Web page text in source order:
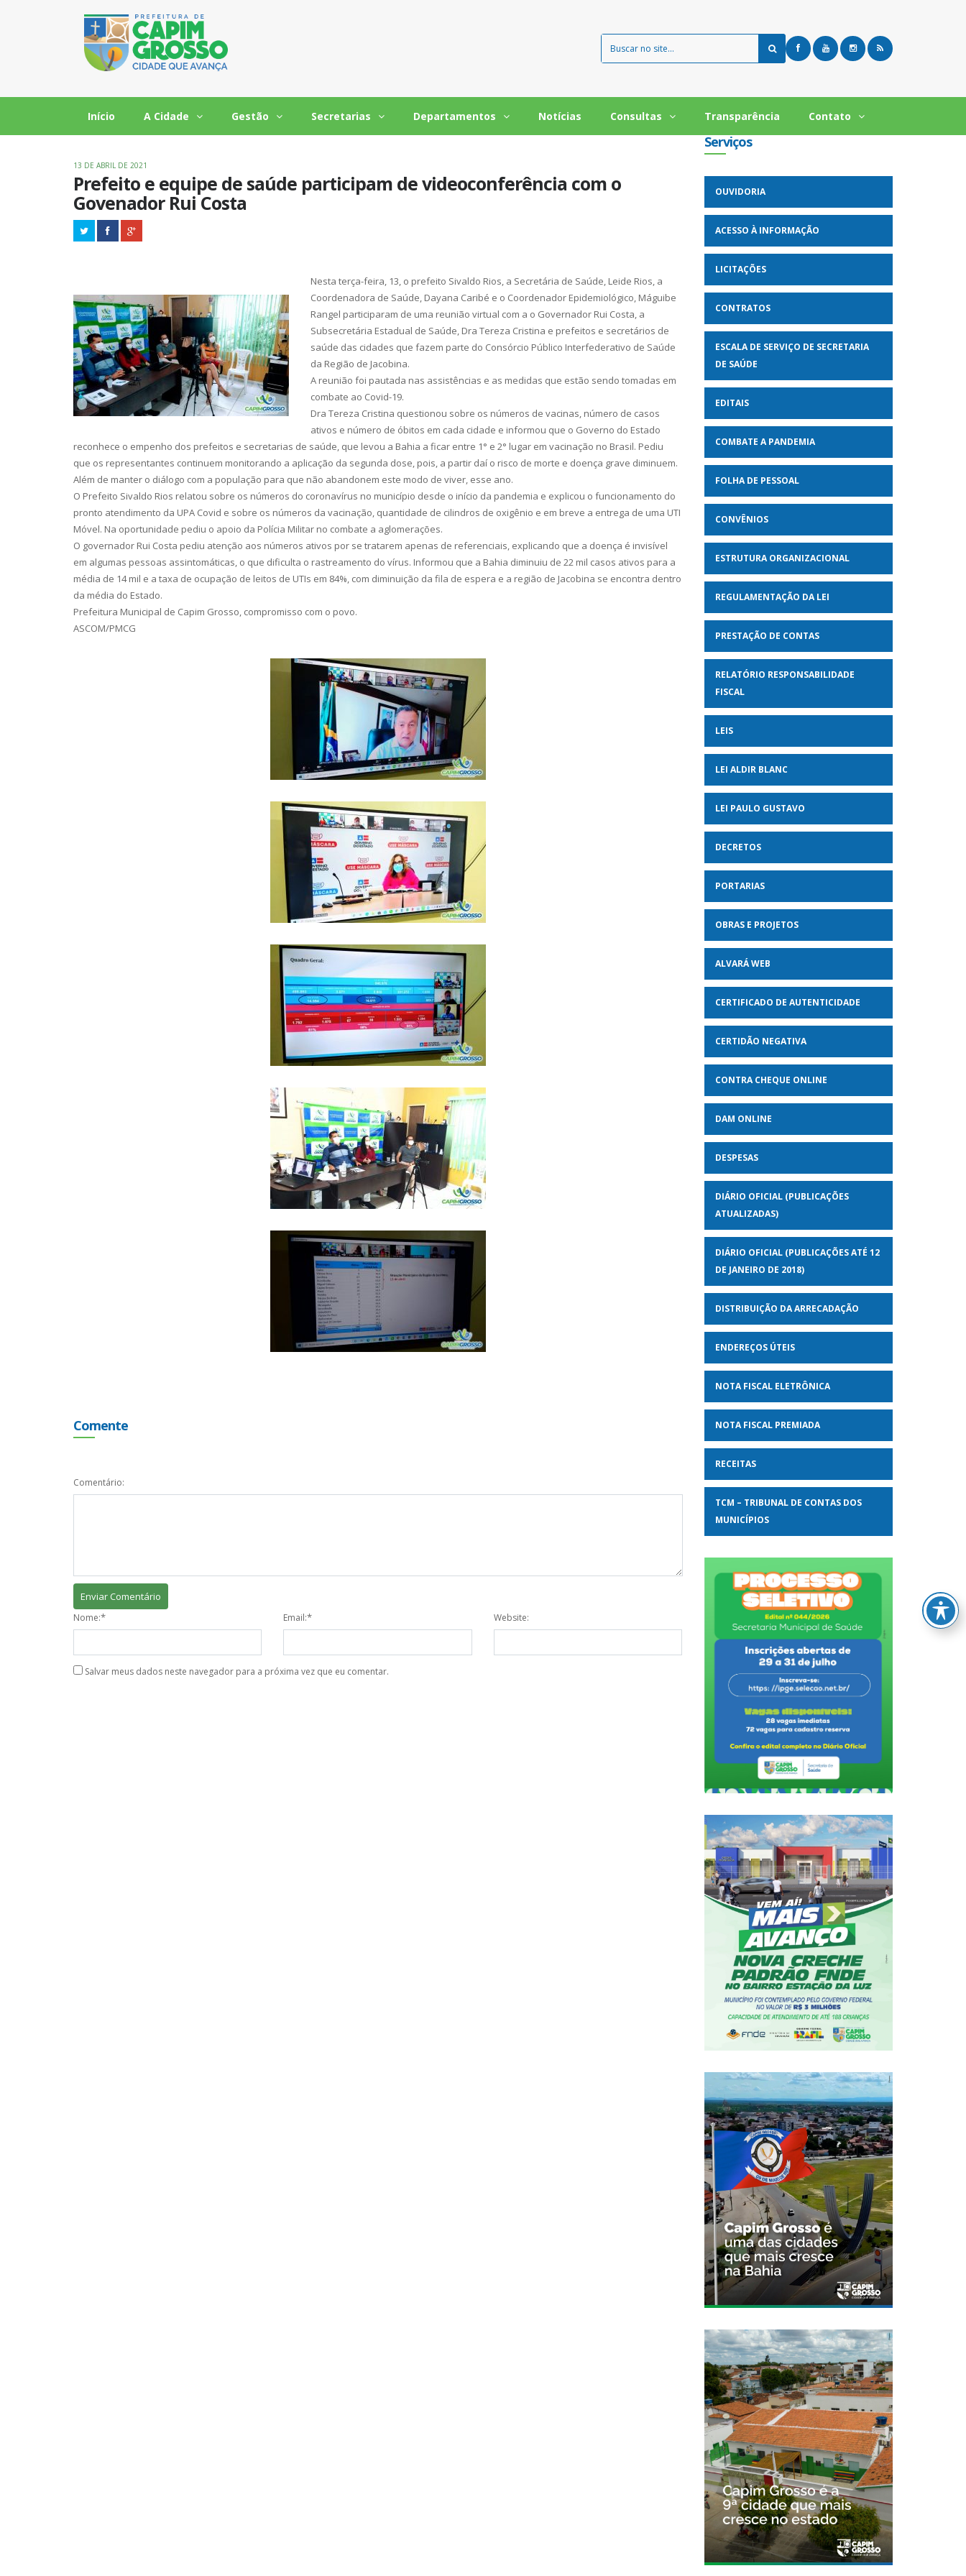
Início A Cidade Gestão Secretarias Departamentos Notícias Consultas Transparência Contato
13 DE ABRIL DE 2021
Prefeito e equipe de saúde participam de videoconferência com o
Govenador Rui Costa
Nesta terça-feira, 13, o prefeito Sivaldo Rios, a Secretária de Saúde, Leide Rios, a
Coordenadora de Saúde, Dayana Caribé e o Coordenador Epidemiológico, Máguibe
Rangel participaram de uma reunião virtual com a o Governador Rui Costa, a
Subsecretária Estadual de Saúde, Dra Tereza Cristina e prefeitos e secretários de
saúde das cidades que fazem parte do Consórcio Público Interfederativo de Saúde
da Região de Jacobina.
A reunião foi pautada nas assistências e as medidas que estão sendo tomadas em
combate ao Covid-19.
Dra Tereza Cristina questionou sobre os números de vacinas, número de casos
ativos e número de óbitos em cada cidade e informou que o Governo do Estado
reconhece o empenho dos prefeitos e secretarias de saúde, que levou a Bahia a ficar entre 1° e 2° lugar em vacinação no Brasil. Pediu
que os representantes continuem monitorando a aplicação da segunda dose, pois, a partir daí o risco de morte e doença grave diminuem.
Além de manter o diálogo com a população para que não abandonem este modo de viver, esse ano.
O Prefeito Sivaldo Rios relatou sobre os números do coronavírus no município desde o início da pandemia e explicou o funcionamento do
pronto atendimento da UPA Covid e sobre os números da vacinação, quantidade de cilindros de oxigênio e em breve a entrega de uma UTI
Móvel. Na oportunidade pediu o apoio da Polícia Militar no combate a aglomerações.
O governador Rui Costa pediu atenção aos números ativos por se tratarem apenas de referenciais, explicando que a doença é invisível
em algumas pessoas assintomáticas, o que dificulta o rastreamento do vírus. Informou que a Bahia diminuiu de 22 mil casos ativos para a
média de 14 mil e a taxa de ocupação de leitos de UTIs em 84%, com diminuição da fila de espera e a região de Jacobina se encontra dentro
da média do Estado.
Prefeitura Municipal de Capim Grosso, compromisso com o povo.
ASCOM/PMCG
Comente
Comentário:
Nome:* Email:* Website:
Salvar meus dados neste navegador para a próxima vez que eu comentar.
Serviços
OUVIDORIA
ACESSO À INFORMAÇÃO
LICITAÇÕES
CONTRATOS
ESCALA DE SERVIÇO DE SECRETARIA
DE SAÚDE
EDITAIS
COMBATE A PANDEMIA
FOLHA DE PESSOAL
CONVÊNIOS
ESTRUTURA ORGANIZACIONAL
REGULAMENTAÇÃO DA LEI
PRESTAÇÃO DE CONTAS
RELATÓRIO RESPONSABILIDADE
FISCAL
LEIS
LEI ALDIR BLANC
LEI PAULO GUSTAVO
DECRETOS
PORTARIAS
OBRAS E PROJETOS
ALVARÁ WEB
CERTIFICADO DE AUTENTICIDADE
CERTIDÃO NEGATIVA
CONTRA CHEQUE ONLINE
DAM ONLINE
DESPESAS
DIÁRIO OFICIAL (PUBLICAÇÕES
ATUALIZADAS)
DIÁRIO OFICIAL (PUBLICAÇÕES ATÉ 12
DE JANEIRO DE 2018)
DISTRIBUIÇÃO DA ARRECADAÇÃO
ENDEREÇOS ÚTEIS
NOTA FISCAL ELETRÔNICA
NOTA FISCAL PREMIADA
RECEITAS
TCM – TRIBUNAL DE CONTAS DOS
MUNICÍPIOS